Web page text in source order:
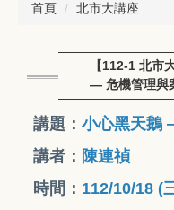
首頁 北市大講座
【112-1 北市
— 危機管理與
講題： 小心黑天鵝
講者： 陳連禎
時間： 112/10/18 (